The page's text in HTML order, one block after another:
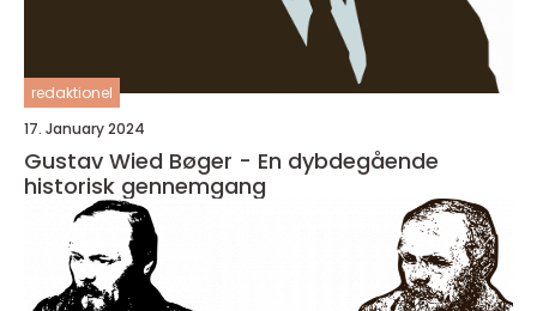
redaktionel
17. January 2024
Gustav Wied Bøger - En dybdegående
historisk gennemgang